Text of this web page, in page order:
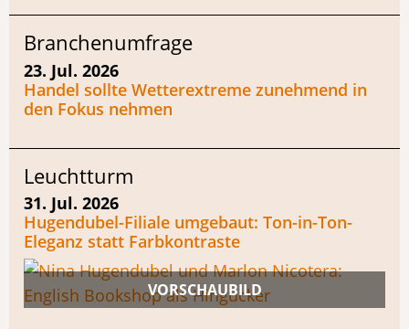
Branchenumfrage
23. Jul. 2026
Handel sollte Wetterextreme zunehmend in
den Fokus nehmen
Leuchtturm
31. Jul. 2026
Hugendubel-Filiale umgebaut: Ton-in-Ton-
Eleganz statt Farbkontraste